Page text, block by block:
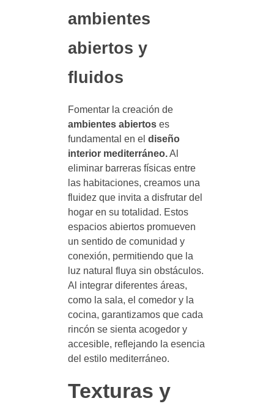
ambientes
abiertos y
fluidos
Fomentar la creación de
ambientes abiertoses
fundamental en el diseño
interior mediterráneo.Al
eliminar barreras físicas entre
las habitaciones, creamos una
fluidez que invita a disfrutar del
hogar en su totalidad. Estos
espacios abiertos promueven
un sentido de comunidad y
conexión, permitiendo que la
luz natural fluya sin obstáculos.
Al integrar diferentes áreas,
como la sala, el comedor y la
cocina, garantizamos que cada
rincón se sienta acogedor y
accesible, reflejando la esencia
del estilo mediterráneo.
Texturas y